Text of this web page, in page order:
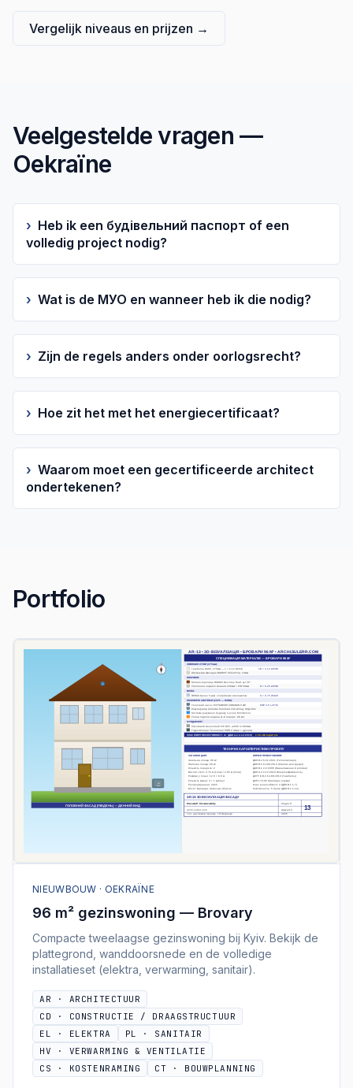
Vergelijk niveaus en prijzen →
Veelgestelde vragen —
Oekraïne
› Heb ik een будівельний паспорт of een
volledig project nodig?
› Wat is de МУО en wanneer heb ik die nodig?
› Zijn de regels anders onder oorlogsrecht?
› Hoe zit het met het energiecertificaat?
› Waarom moet een gecertificeerde architect
ondertekenen?
Portfolio
NIEUWBOUW · OEKRAÏNE
96 m² gezinswoning — Brovary
Compacte tweelaagse gezinswoning bij Kyiv. Bekijk de
plattegrond, wanddoorsnede en de volledige
installatieset (elektra, verwarming, sanitair).
AR · ARCHITECTUUR
CD · CONSTRUCTIE / DRAAGSTRUCTUUR
EL
· ELEKTRA PL · SANITAIR
HV · VERWARMING & VENTILATIE
CS · KOSTENRAMING CT · BOUWPLANNING